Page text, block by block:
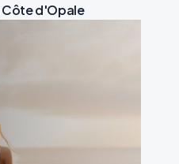
Côte d'Opale